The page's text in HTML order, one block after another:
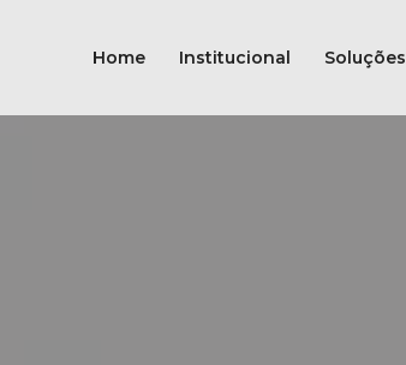
Home Institucional Soluções